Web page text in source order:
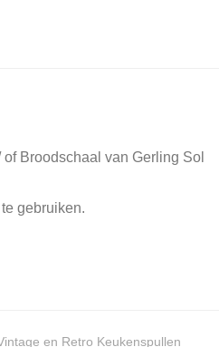
Broodschaal van Gerling Sol
gebruiken.
en Retro Keukenspullen